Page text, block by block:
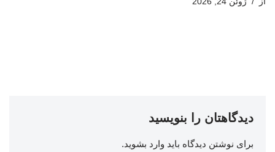
دیدگاهتان را بنویسید
برای نوشتن دیدگاه باید وارد بشوید.